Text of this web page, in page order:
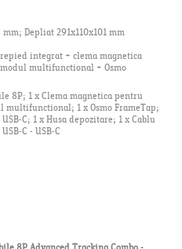
Depliat 291x110x101 mm
integrat + clema magnetica
multifunctional + Osmo
8P; 1 x Clema magnetica pentru
multifunctional; 1 x Osmo FrameTap;
USB-C; 1 x Husa depozitare; 1 x Cablu
C - USB-C